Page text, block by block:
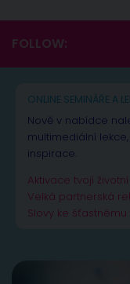
FOLLOW:
ONLINE SEMINÁŘE A
Nově v nabídce
multimediální
inspirace.
Aktivace tvojí
Velká partnerská
Slovy ke šťastnému